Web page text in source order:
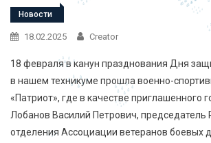
Новости
18.02.2025 Creator
18 февраля в канун празднования Дня
в нашем техникуме прошла военно-
«Патриот», где в качестве приглашенного
Лобанов Василий Петрович, председатель
отделения Ассоциации ветеранов боевых